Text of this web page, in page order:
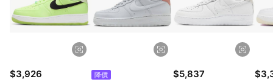
$3,926 降價 $5,837